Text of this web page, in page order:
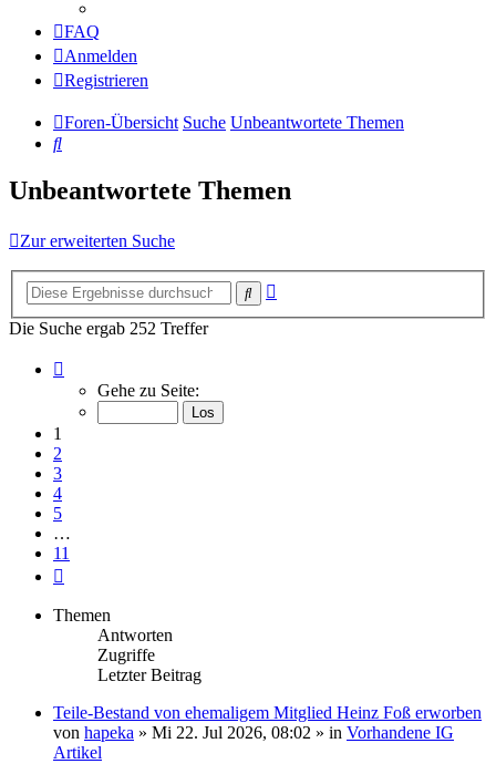
FAQ
Anmelden
Registrieren
Foren-Übersicht Suche Unbeantwortete Themen
Suche
Unbeantwortete Themen
Zur erweiterten Suche
Suche
Die Suche ergab 252 Treffer
von
Gehe zu Seite:
1
2
3
4
5
…
11
Themen
Antworten
Zugriffe
Letzter Beitrag
Teile-Bestand von ehemaligem Mitglied Heinz Foß erworben
von hapeka » Mi 22. Jul 2026, 08:02 » in Vorhandene IG
Artikel